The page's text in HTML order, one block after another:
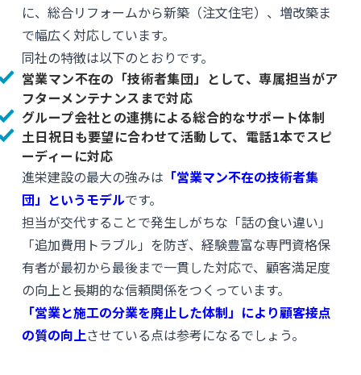
に、総合リフォームから新築（注文住宅）、増改築ま
で幅広く対応しています。
同社の特徴は以下のとおりです。
営業マン不在の「技術者集団」として、専属担当がア
フターメンテナンスまで対応
グループ会社との連携による総合的なサポート体制
土日祝日も要望に合わせて活動して、電話1本でスピ
ーディーに対応
進栄建設の最大の強みは 「営業マン不在の技術者集
団」というモデルです。
担当が交代することで発生しがちな「話の食い違い」
「追加費用トラブル」を防ぎ、経験豊富な専門資格保
有者が最初から最後まで一貫した対応で、顧客満足度
の向上と長期的な信頼関係をつくっています。
「営業と施工の分業を廃止した体制」により顧客接点
の質の向上させている点は参考になるでしょう。